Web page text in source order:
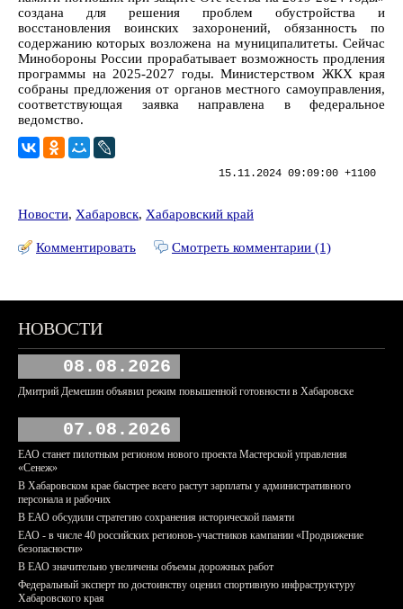
создана для решения проблем обустройства и
восстановления воинских захоронений, обязанность по
содержанию которых возложена на муниципалитеты. Сейчас
Минобороны России прорабатывает возможность продления
программы на 2025-2027 годы. Министерством ЖКХ края
собраны предложения от органов местного самоуправления,
соответствующая заявка направлена в федеральное
ведомство.
15.11.2024 09:09:00 +1100
Новости, Хабаровск, Хабаровский край
Комментировать Смотреть комментарии (1)
НОВОСТИ
08.08.2026
Дмитрий Демешин объявил режим повышенной готовности в Хабаровске
07.08.2026
ЕАО станет пилотным регионом нового проекта Мастерской управления
«Сенеж»
В Хабаровском крае быстрее всего растут зарплаты у административного
персонала и рабочих
В ЕАО обсудили стратегию сохранения исторической памяти
ЕАО - в числе 40 российских регионов-участников кампании «Продвижение
безопасности»
В ЕАО значительно увеличены объемы дорожных работ
Федеральный эксперт по достоинству оценил спортивную инфраструктуру
Хабаровского края